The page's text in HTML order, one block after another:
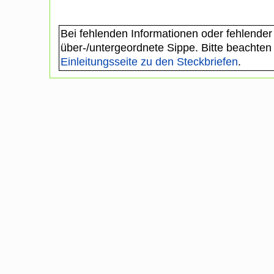
Bei fehlenden Informationen oder
über-/untergeordnete Sippe. Bitte
Einleitungsseite zu den Steckbriefen.